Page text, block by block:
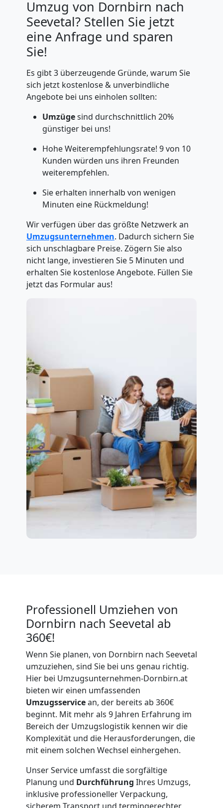
Umzug von Dornbirn nach
Seevetal? Stellen Sie jetzt
eine Anfrage und sparen
Sie!
Es gibt 3 überzeugende Gründe, warum Sie
sich jetzt kostenlose & unverbindliche
Angebote bei uns einholen sollten:
Umzügesind durchschnittlich 20%
günstiger bei uns!
Hohe Weiterempfehlungsrate! 9 von 10
Kunden würden uns ihren Freunden
weiterempfehlen.
Sie erhalten innerhalb von wenigen
Minuten eine Rückmeldung!
Wir verfügen über das größte Netzwerk an
Umzugsunternehmen. Dadurch sichern Sie
sich unschlagbare Preise. Zögern Sie also
nicht lange, investieren Sie 5 Minuten und
erhalten Sie kostenlose Angebote. Füllen Sie
jetzt das Formular aus!
Professionell Umziehen von
Dornbirn nach Seevetal ab
360€!
Wenn Sie planen, von Dornbirn nach Seevetal
umzuziehen, sind Sie bei uns genau richtig.
Hier bei Umzugsunternehmen-Dornbirn.at
bieten wir einen umfassenden
Umzugsservicean, der bereits ab 360€
beginnt. Mit mehr als 9 Jahren Erfahrung im
Bereich der Umzugslogistik kennen wir die
Komplexität und die Herausforderungen, die
mit einem solchen Wechsel einhergehen.
Unser Service umfasst die sorgfältige
Planung und Durchführung Ihres Umzugs,
inklusive professioneller Verpackung,
sicherem Transport und termingerechter